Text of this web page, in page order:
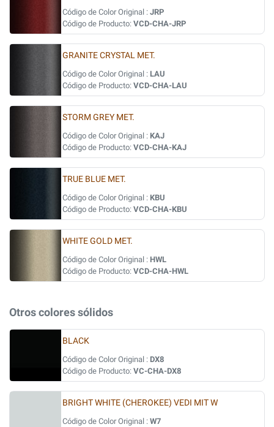
Código de Color Original : JRP
Código de Producto: VCD-CHA-JRP
GRANITE CRYSTAL MET.
Código de Color Original : LAU
Código de Producto: VCD-CHA-LAU
STORM GREY MET.
Código de Color Original : KAJ
Código de Producto: VCD-CHA-KAJ
TRUE BLUE MET.
Código de Color Original : KBU
Código de Producto: VCD-CHA-KBU
WHITE GOLD MET.
Código de Color Original : HWL
Código de Producto: VCD-CHA-HWL
Otros colores sólidos
BLACK
Código de Color Original : DX8
Código de Producto: VC-CHA-DX8
BRIGHT WHITE (CHEROKEE) VEDI MIT W
Código de Color Original : W7